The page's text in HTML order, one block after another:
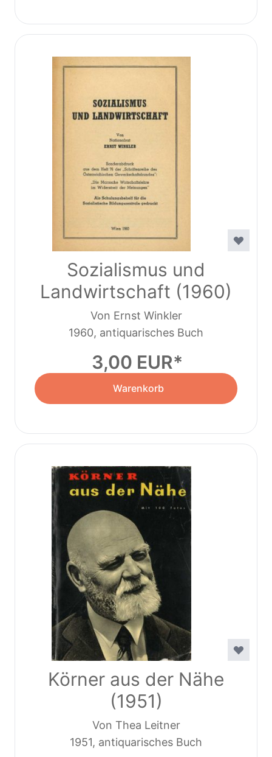
Sozialismus und
Landwirtschaft (1960)
Von Ernst Winkler
1960, antiquarisches Buch
3,00 EUR
Warenkorb
Körner aus der Nähe
(1951)
Von Thea Leitner
1951, antiquarisches Buch